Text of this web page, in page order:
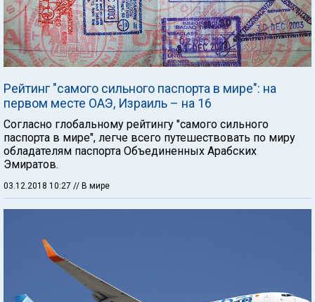
Рейтинг "самого сильного паспорта в мире": на
первом месте ОАЭ, Израиль – на 16
Согласно глобальному рейтингу "самого сильного
паспорта в мире", легче всего путешествовать по миру
обладателям паспорта Объединенных Арабских
Эмиратов.
03.12.2018 10:27 // В мире